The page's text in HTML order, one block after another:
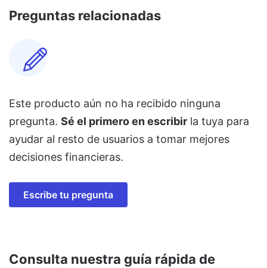
Preguntas relacionadas
Este producto aún no ha recibido ninguna
pregunta. Sé el primero en escribir la tuya para
ayudar al resto de usuarios a tomar mejores
decisiones financieras.
Escribe tu pregunta
Consulta nuestra guía rápida de